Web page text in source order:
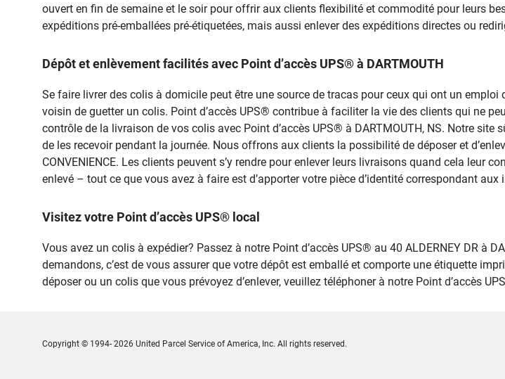
ouvert en fin de semaine et le soir pour offrir aux clients flexibilité et commodité pour leurs
expéditions pré-emballées pré-étiquetées, mais aussi enlever des expéditions directes ou
Dépôt et enlèvement facilités avec Point d’accès UPS® à DARTMOUTH
Se faire livrer des colis à domicile peut être une source de tracas pour ceux qui ont un
voisin de guetter un colis. Point d’accès UPS® contribue à faciliter la vie des clients qui ne
contrôle de la livraison de vos colis avec Point d’accès UPS® à DARTMOUTH, NS. Notre
de les recevoir pendant la journée. Nous offrons aux clients la possibilité de déposer et
CONVENIENCE. Les clients peuvent s’y rendre pour enlever leurs livraisons quand cela leur
enlevé – tout ce que vous avez à faire est d’apporter votre pièce d’identité correspondant
Visitez votre Point d’accès UPS® local
Vous avez un colis à expédier? Passez à notre Point d’accès UPS® au 40 ALDERNEY DR à
demandons, c’est de vous assurer que votre dépôt est emballé et comporte une étiquette
déposer ou un colis que vous prévoyez d’enlever, veuillez téléphoner à notre Point d’accès
Copyright © 1994- 2026 United Parcel Service of America, Inc. All rights reserved.